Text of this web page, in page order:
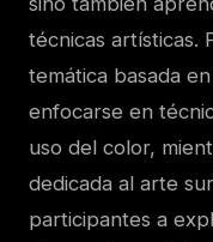
técnicas artísticas.
temática basada
enfocarse en
uso del color,
dedicada al arte
participantes a